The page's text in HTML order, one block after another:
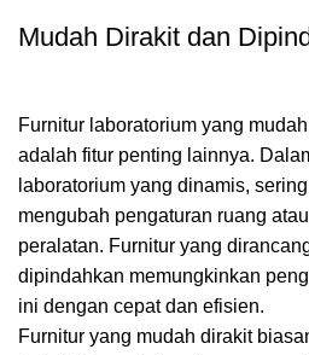
Mudah Dirakit dan
Furnitur laboratorium yang
adalah fitur penting lainnya.
laboratorium yang dinamis,
mengubah pengaturan ruang
peralatan. Furnitur yang
dipindahkan memungkinkan
ini dengan cepat dan efisien.
Furnitur yang mudah dirakit